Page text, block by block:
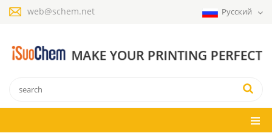
web@schem.net Русский